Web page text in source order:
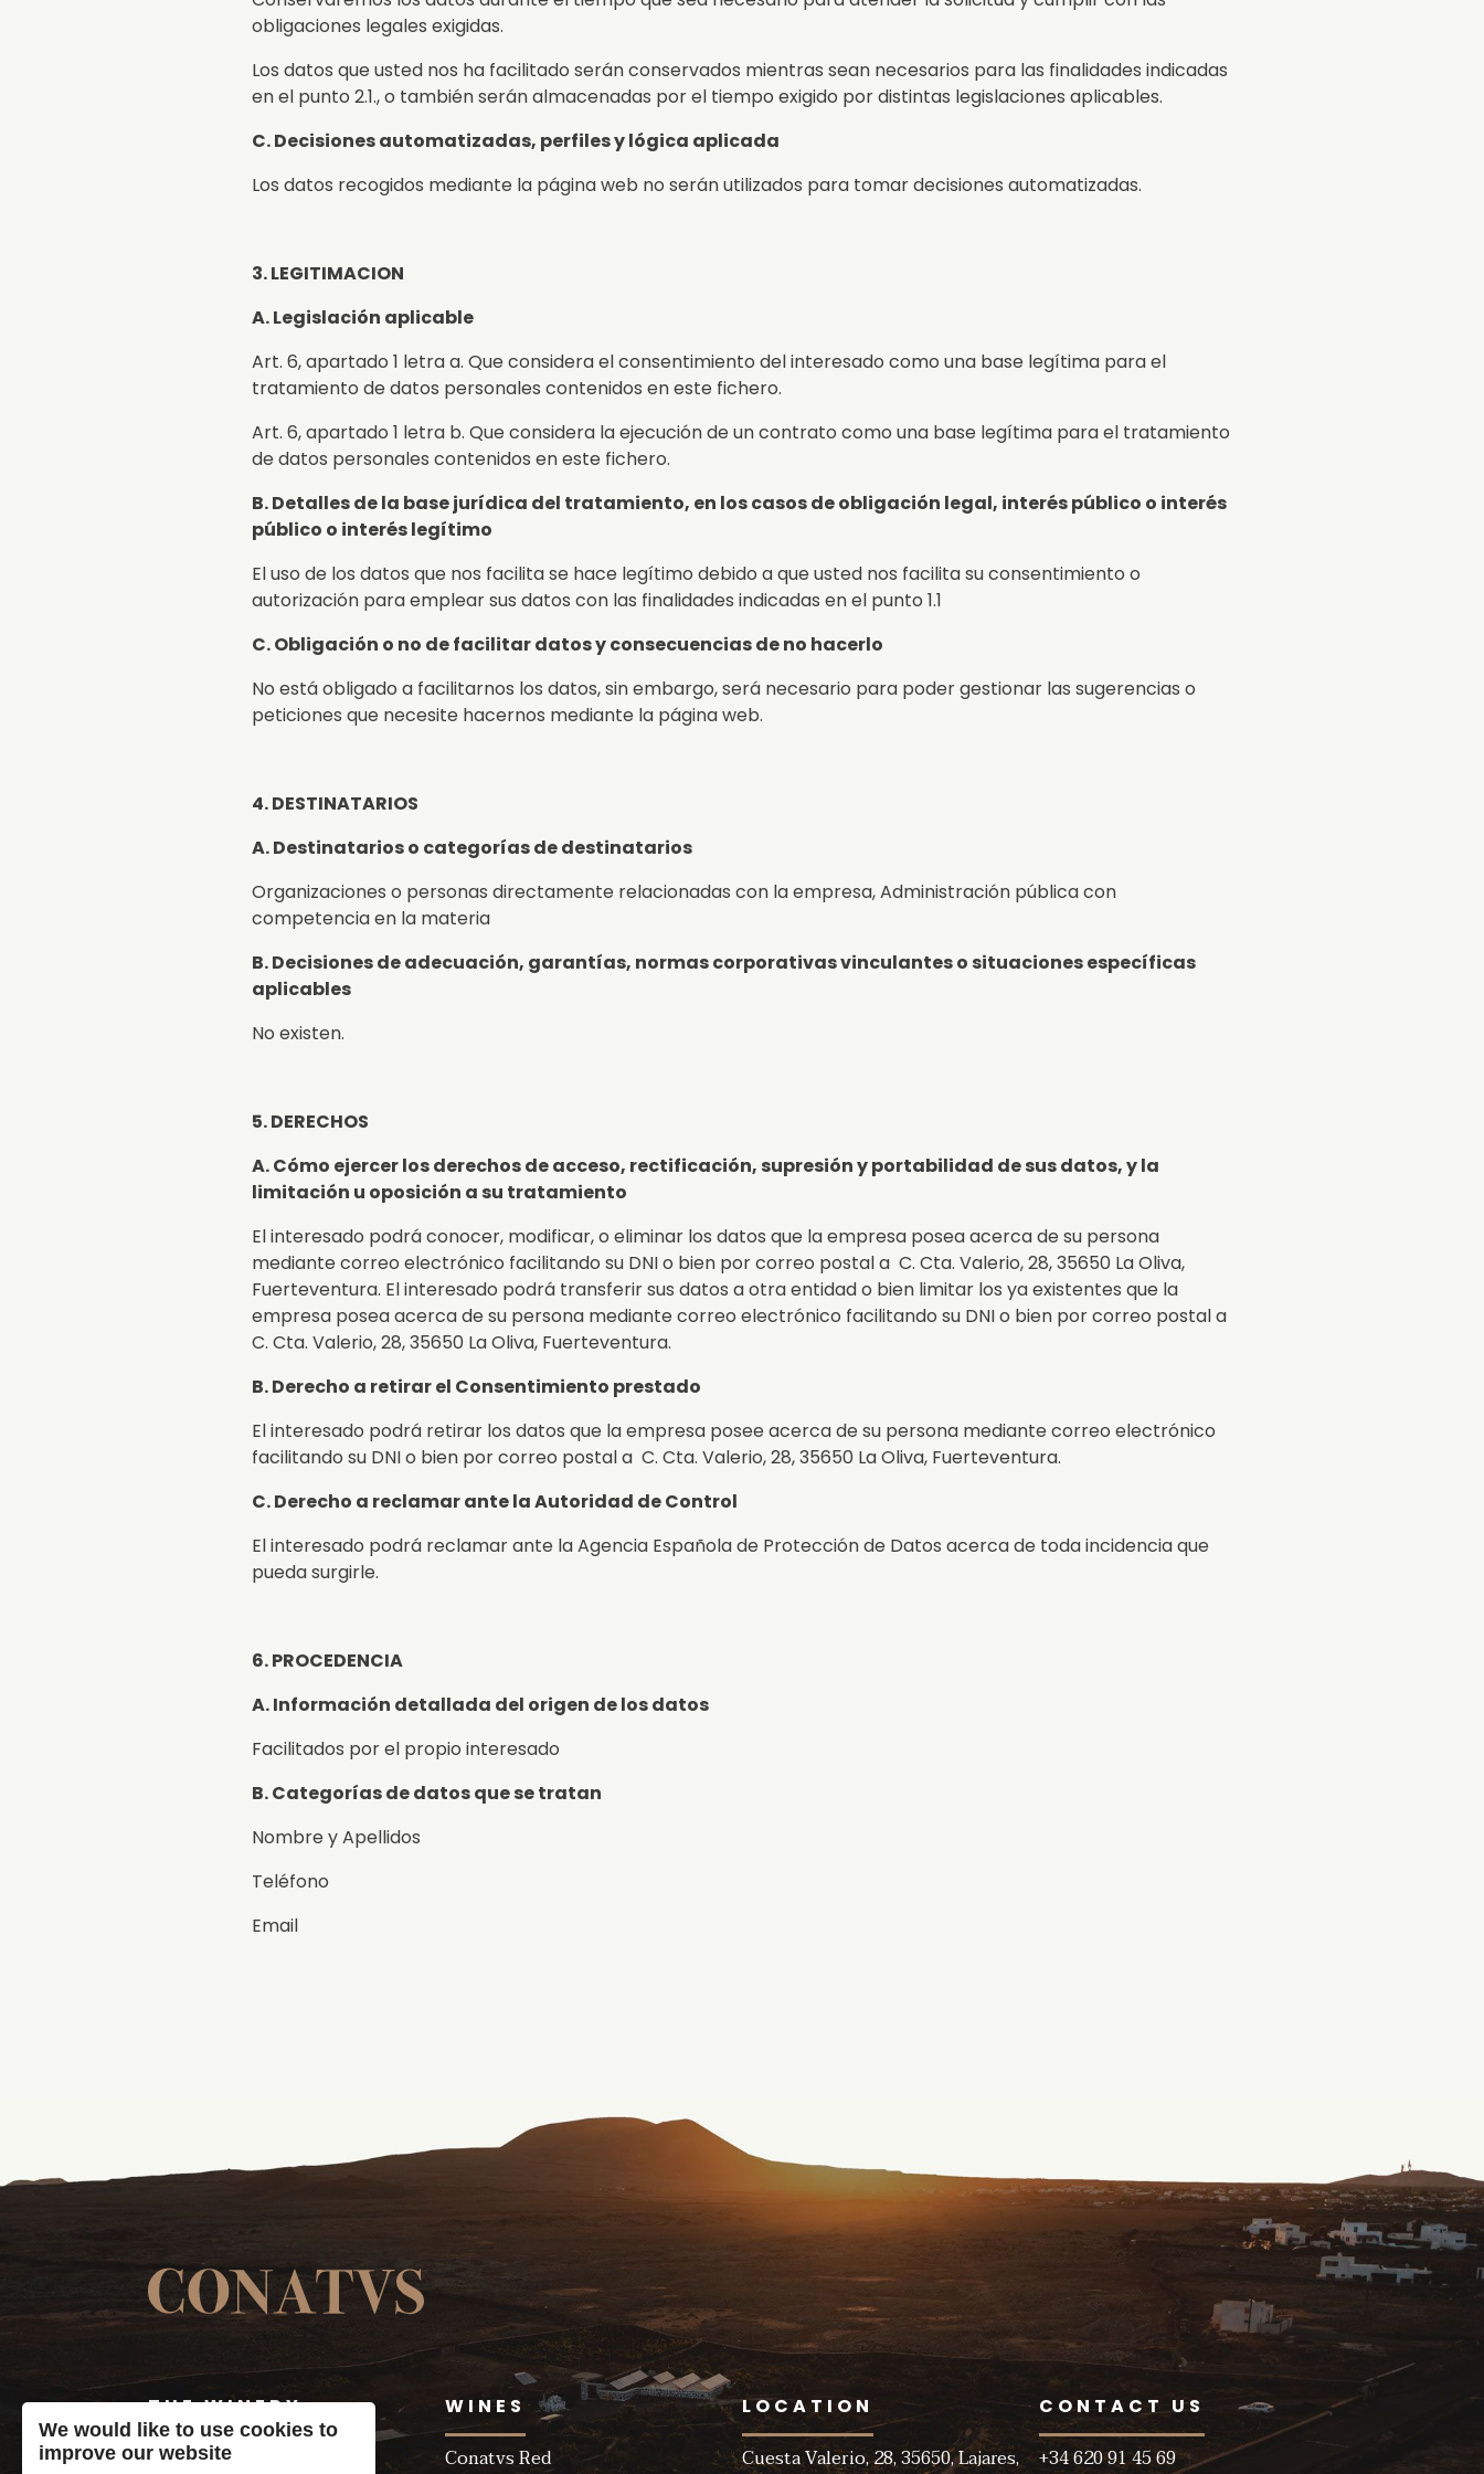
obligaciones legales exigidas.
Los datos que usted nos ha facilitado serán conservados mientras sean necesarios para las finalidades indicadas
en el punto 2.1., o también serán almacenadas por el tiempo exigido por distintas legislaciones aplicables.
C. Decisiones automatizadas, perfiles y lógica aplicada
Los datos recogidos mediante la página web no serán utilizados para tomar decisiones automatizadas.
3. LEGITIMACION
A. Legislación aplicable
Art. 6, apartado 1 letra a. Que considera el consentimiento del interesado como una base legítima para el
tratamiento de datos personales contenidos en este fichero.
Art. 6, apartado 1 letra b. Que considera la ejecución de un contrato como una base legítima para el tratamiento
de datos personales contenidos en este fichero.
B. Detalles de la base jurídica del tratamiento, en los casos de obligación legal, interés público o interés
público o interés legítimo
El uso de los datos que nos facilita se hace legítimo debido a que usted nos facilita su consentimiento o
autorización para emplear sus datos con las finalidades indicadas en el punto 1.1
C. Obligación o no de facilitar datos y consecuencias de no hacerlo
No está obligado a facilitarnos los datos, sin embargo, será necesario para poder gestionar las sugerencias o
peticiones que necesite hacernos mediante la página web.
4. DESTINATARIOS
A. Destinatarios o categorías de destinatarios
Organizaciones o personas directamente relacionadas con la empresa, Administración pública con
competencia en la materia
B. Decisiones de adecuación, garantías, normas corporativas vinculantes o situaciones específicas
aplicables
No existen.
5. DERECHOS
A. Cómo ejercer los derechos de acceso, rectificación, supresión y portabilidad de sus datos, y la
limitación u oposición a su tratamiento
El interesado podrá conocer, modificar, o eliminar los datos que la empresa posea acerca de su persona
mediante correo electrónico facilitando su DNI o bien por correo postal a C. Cta. Valerio, 28, 35650 La Oliva,
Fuerteventura. El interesado podrá transferir sus datos a otra entidad o bien limitar los ya existentes que la
empresa posea acerca de su persona mediante correo electrónico facilitando su DNI o bien por correo postal a
C. Cta. Valerio, 28, 35650 La Oliva, Fuerteventura.
B. Derecho a retirar el Consentimiento prestado
El interesado podrá retirar los datos que la empresa posee acerca de su persona mediante correo electrónico
facilitando su DNI o bien por correo postal a C. Cta. Valerio, 28, 35650 La Oliva, Fuerteventura.
C. Derecho a reclamar ante la Autoridad de Control
El interesado podrá reclamar ante la Agencia Española de Protección de Datos acerca de toda incidencia que
pueda surgirle.
6. PROCEDENCIA
A. Información detallada del origen de los datos
Facilitados por el propio interesado
B. Categorías de datos que se tratan
Nombre y Apellidos
Teléfono
Email
THE WINERY
Our Wines
WINES
Conatvs Red
LOCATION
Cuesta Valerio, 28, 35650, Lajares,
CONTACT US
+34 620 91 45 69
We would like to use cookies to
improve our website